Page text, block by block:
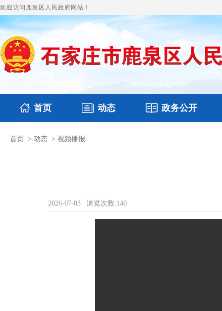
欢迎访问鹿泉区人民政府网站！
首页 动态
国务要闻
政务公开
本区文件
首页 > 动态 > 视频播报
2026-07-03 浏览次数:140